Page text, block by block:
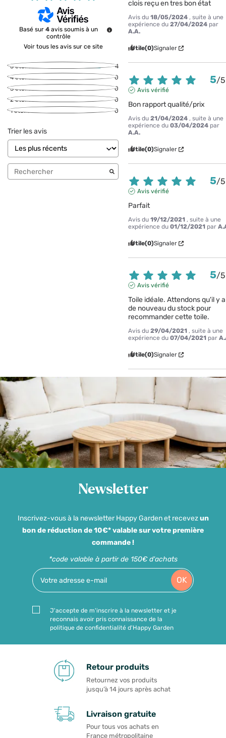
Basé sur 4 avis soumis à un
contrôle
Voir tous les avis sur ce site
5étoiles
4
4étoiles
0
3étoiles
0
2étoiles
0
1étoile 0
Trier les avis
clois reçu en tres bon état
Avis du18/05/2024 , suite à une
expérience du27/04/2024 par
A.A.
Utile(0)Signaler
5/5
Avis vérifié
Bon rapport qualité/prix
Avis du21/04/2024 , suite à une
expérience du03/04/2024 par
A.A.
Utile(0)Signaler
5/5
Avis vérifié
Parfait
Avis du19/12/2021 , suite à une
expérience du01/12/2021 par
Utile(0)Signaler
5/5
Avis vérifié
Toile idéale. Attendons qu'il y
de nouveau du stock pour
recommander cette toile.
Avis du29/04/2021 , suite à une
expérience du07/04/2021 par
Utile(0)Signaler
Newsletter
Inscrivez-vous à la newsletter Happy Garden et recevezun
bon de réduction de 10€* valable sur votre première
commande !
*code valable à partir de 150€ d'achats
OK
J'accepte de m'inscrire à la newsletter et je
reconnais avoir pris connaissance de la
politique de confidentialité d'Happy Garden
Retour produits
Retournez vos produits
jusqu’à 14 jours après achat
Livraison gratuite
Pour tous vos achats en
France métropolitaine